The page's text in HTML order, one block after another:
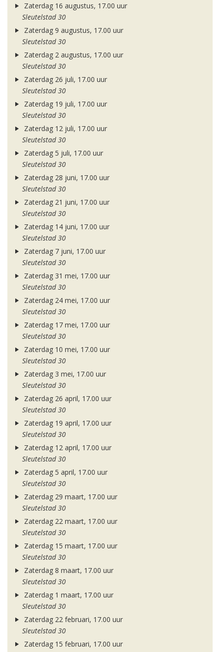
Zaterdag 16 augustus, 17.00 uur
Sleutelstad 30
Zaterdag 9 augustus, 17.00 uur
Sleutelstad 30
Zaterdag 2 augustus, 17.00 uur
Sleutelstad 30
Zaterdag 26 juli, 17.00 uur
Sleutelstad 30
Zaterdag 19 juli, 17.00 uur
Sleutelstad 30
Zaterdag 12 juli, 17.00 uur
Sleutelstad 30
Zaterdag 5 juli, 17.00 uur
Sleutelstad 30
Zaterdag 28 juni, 17.00 uur
Sleutelstad 30
Zaterdag 21 juni, 17.00 uur
Sleutelstad 30
Zaterdag 14 juni, 17.00 uur
Sleutelstad 30
Zaterdag 7 juni, 17.00 uur
Sleutelstad 30
Zaterdag 31 mei, 17.00 uur
Sleutelstad 30
Zaterdag 24 mei, 17.00 uur
Sleutelstad 30
Zaterdag 17 mei, 17.00 uur
Sleutelstad 30
Zaterdag 10 mei, 17.00 uur
Sleutelstad 30
Zaterdag 3 mei, 17.00 uur
Sleutelstad 30
Zaterdag 26 april, 17.00 uur
Sleutelstad 30
Zaterdag 19 april, 17.00 uur
Sleutelstad 30
Zaterdag 12 april, 17.00 uur
Sleutelstad 30
Zaterdag 5 april, 17.00 uur
Sleutelstad 30
Zaterdag 29 maart, 17.00 uur
Sleutelstad 30
Zaterdag 22 maart, 17.00 uur
Sleutelstad 30
Zaterdag 15 maart, 17.00 uur
Sleutelstad 30
Zaterdag 8 maart, 17.00 uur
Sleutelstad 30
Zaterdag 1 maart, 17.00 uur
Sleutelstad 30
Zaterdag 22 februari, 17.00 uur
Sleutelstad 30
Zaterdag 15 februari, 17.00 uur